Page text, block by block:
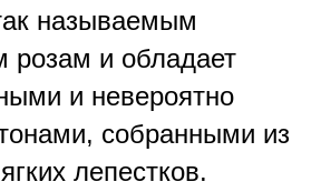
называемым
розам и обладает
и невероятно
собранными из
лепестков.